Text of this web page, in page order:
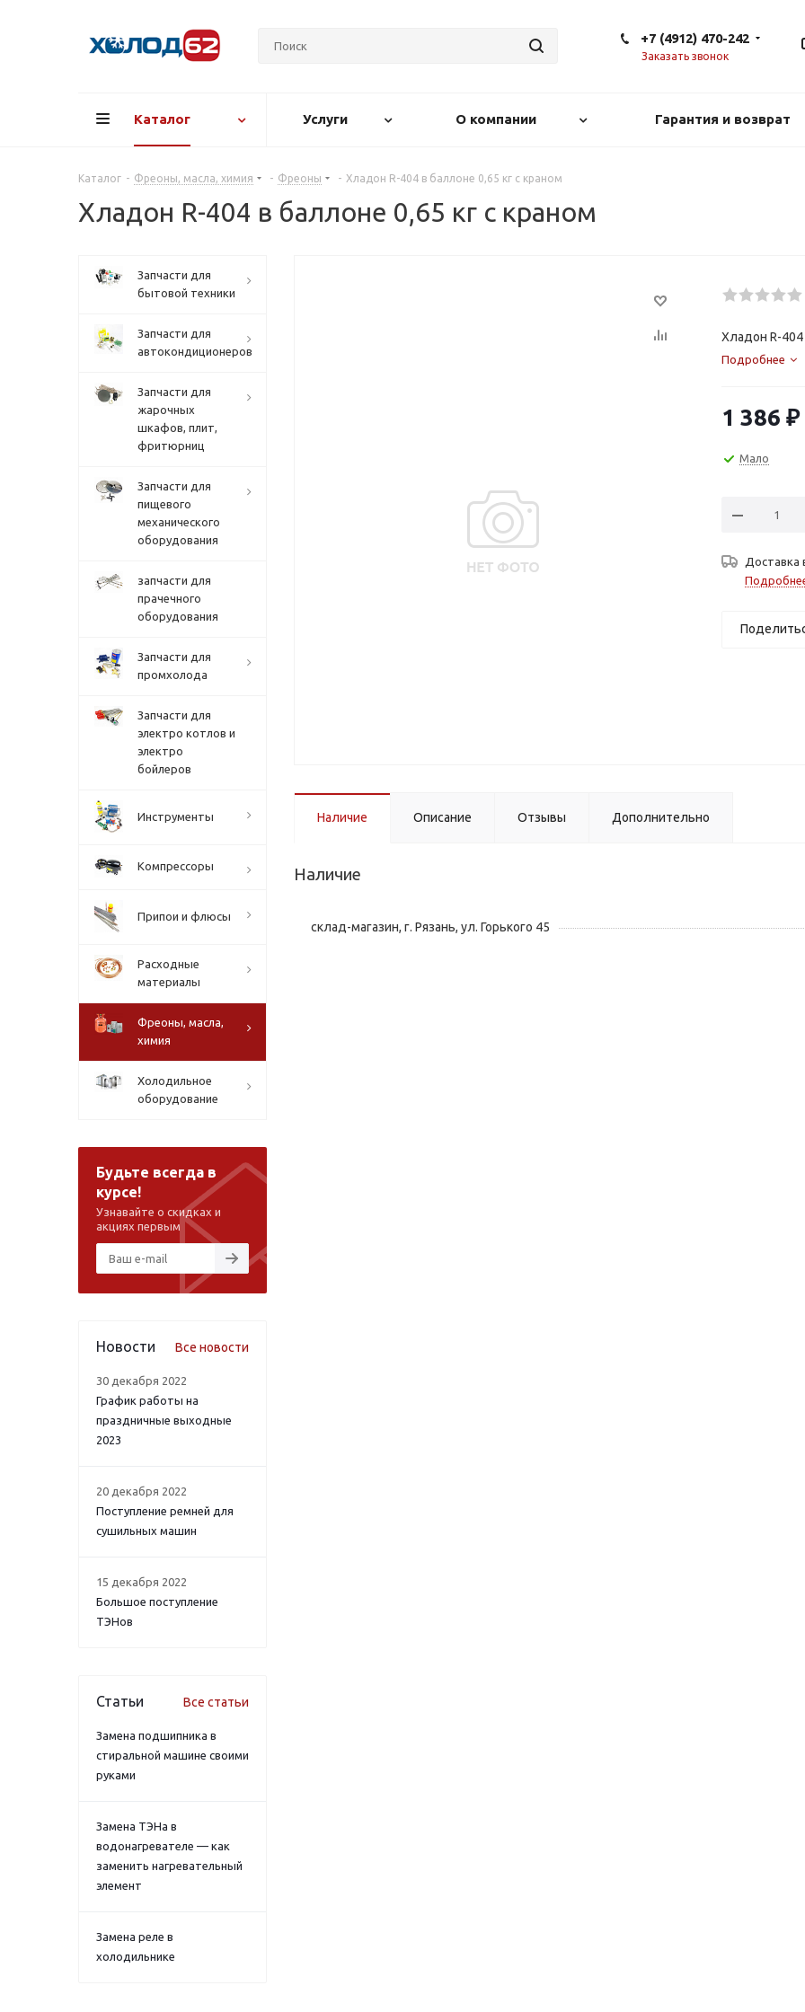
+7 (4912) 470-242
Заказать звонок
Каталог Услуги О компании Гарантия и возврат
Каталог - Фреоны, масла, химия - Фреоны - Хладон R-404 в баллоне 0,65 кг с краном
Хладон R-404 в баллоне 0,65 кг с краном
Хладон R-
Подробнее
1 386 ₽
Мало
Доставка
Наличие Описание Отзывы Дополнительно
Наличие
склад-магазин, г. Рязань, ул. Горького 45
Запчасти для
бытовой техники
Запчасти для
автокондиционеров
Запчасти для
жарочных
шкафов, плит,
фритюрниц
Запчасти для
пищевого
механического
оборудования
запчасти для
прачечного
оборудования
Запчасти для
промхолода
Запчасти для
электро котлов и
электро
бойлеров
Инструменты
Компрессоры
Припои и флюсы
Расходные
материалы
Фреоны, масла,
химия
Холодильное
оборудование
Будьте всегда в
курсе!
Узнавайте о скидках и
акциях первым
Новости Все новости
30 декабря 2022
График работы на
праздничные выходные
2023
20 декабря 2022
Поступление ремней для
сушильных машин
15 декабря 2022
Большое поступление
ТЭНов
Статьи Все статьи
Замена подшипника в
стиральной машине своими
руками
Замена ТЭНа в
водонагревателе — как
заменить нагревательный
элемент
Замена реле в
холодильнике